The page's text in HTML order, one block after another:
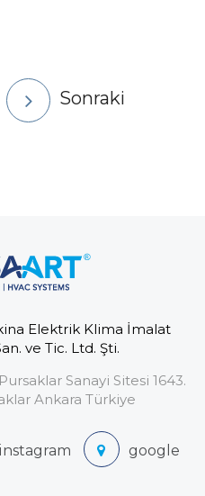
Sonraki
Elektrik Klima İmalat
ve Tic. Ltd. Şti.
Sanayi Sitesi 1643.
Ankara Türkiye